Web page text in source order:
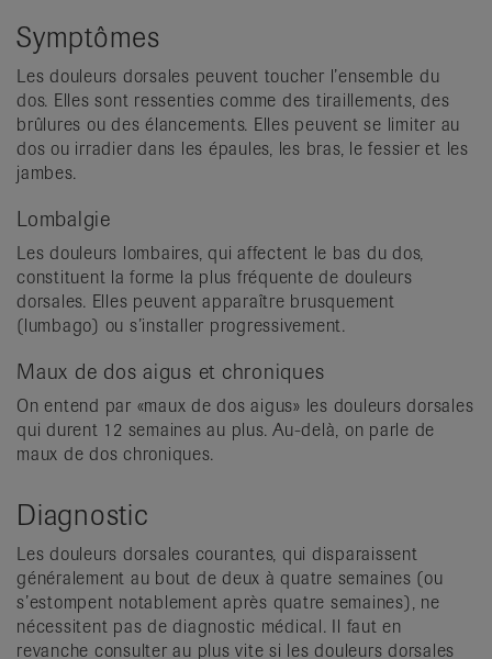
Symptômes
Les douleurs dorsales peuvent toucher l’ensemble du
dos. Elles sont ressenties comme des tiraillements, des
brûlures ou des élancements. Elles peuvent se limiter au
dos ou irradier dans les épaules, les bras, le fessier et les
jambes.
Lombalgie
Les douleurs lombaires, qui affectent le bas du dos,
constituent la forme la plus fréquente de douleurs
dorsales. Elles peuvent apparaître brusquement
(lumbago) ou s’installer progressivement.
Maux de dos aigus et chroniques
On entend par «maux de dos aigus» les douleurs dorsales
qui durent 12 semaines au plus. Au-delà, on parle de
maux de dos chroniques.
Diagnostic
Les douleurs dorsales courantes, qui disparaissent
généralement au bout de deux à quatre semaines (ou
s’estompent notablement après quatre semaines), ne
nécessitent pas de diagnostic médical. Il faut en
revanche consulter au plus vite si les douleurs dorsales